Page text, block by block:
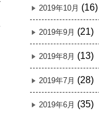
2019年10月 (16)
2019年9月 (21)
2019年8月 (13)
2019年7月 (28)
2019年6月 (35)